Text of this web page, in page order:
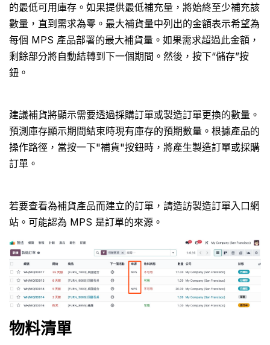
的最低可用庫存。如果提供最低補充量，將始終至少補充該
數量，直到需求為零。最大補貨量中列出的金額表示希望為
每個 MPS 產品部署的最大補貨量。如果需求超過此金額，
剩餘部分將自動結轉到下一個期間。然後，按下“儲存”按
鈕。
建議補貨將顯示需要透過採購訂單或製造訂單更換的數量。
預測庫存顯示期間結束時現有庫存的預期數量。根據產品的
操作路徑，當按一下"補貨"按鈕時，將產生製造訂單或採購
訂單。
若要查看為補貨產品而建立的訂單，請造訪製造訂單入口網
站。可能認為 MPS 是訂單的來源。
物料清單